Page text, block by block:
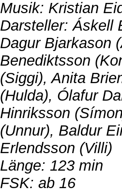
Musik: Kristian
Darsteller: Áskell
Dagur Bjarkason
Benediktsson
(Siggi), Anita
(Hulda), Ólafur
Hinriksson
(Unnur), Baldur
Erlendsson (Villi)
Länge: 123 min
FSK: ab 16